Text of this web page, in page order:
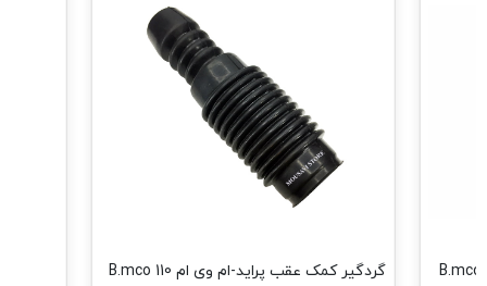
گردگیر کمک عقب پراید-ام وی ام 110 B.mco